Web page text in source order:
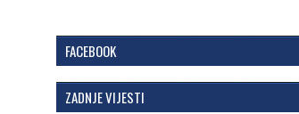
FACEBOOK
ZADNJE VIJESTI